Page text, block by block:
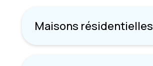
Maisons résidentielles